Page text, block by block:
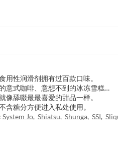
用性润滑剂拥有过百款口味。
意式咖啡、意想不到的冰冻雪糕…
像舔啜最最喜爱的甜品一样。
含糖分方便进入私处使用。
System Jo, Shiatsu, Shunga, SSI,